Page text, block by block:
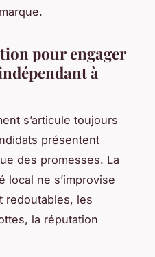
pour engager
à
s’articule toujours
présentent
des promesses. La
local ne s’improvise
redoutables, les
la réputation